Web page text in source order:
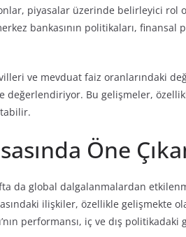
piyasalar üzerinde belirleyici rol
bankasının politikaları, finansal
ve mevduat faiz oranlarındaki
değerlendiriyor. Bu gelişmeler,
Öne
da global dalgalanmalardan
ilişkiler, özellikle gelişmekte
performansı, iç ve dış